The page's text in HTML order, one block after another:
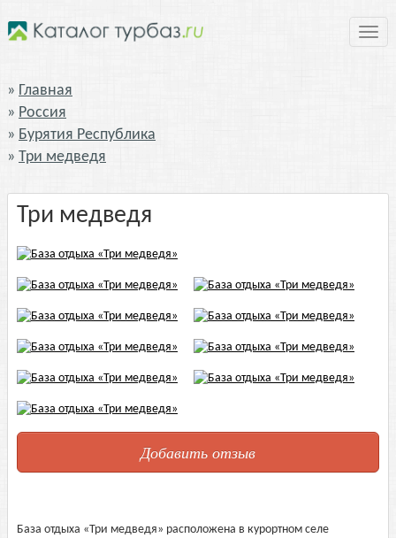
Главная
Россия
Бурятия Республика
Три медведя
Три медведя
Добавить отзыв
База отдыха «Три медведя» расположена в курортном селе